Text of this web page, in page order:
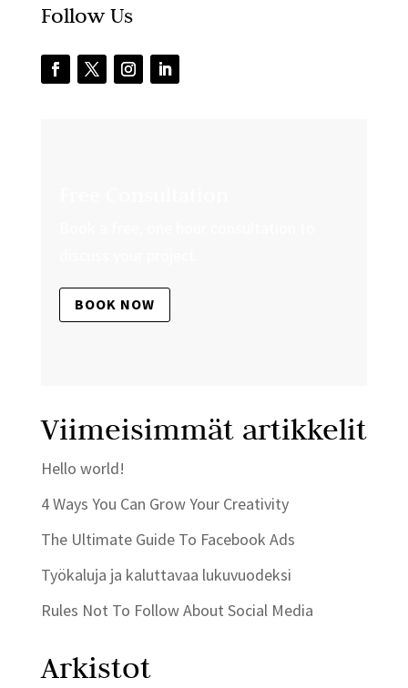
Follow Us
BOOK NOW
Viimeisimmät artikkelit
Hello world!
4 Ways You Can Grow Your Creativity
The Ultimate Guide To Facebook Ads
Työkaluja ja kaluttavaa lukuvuodeksi
Rules Not To Follow About Social Media
Arkistot